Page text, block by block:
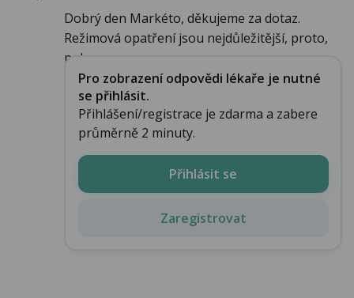
Dobrý den Markéto, děkujeme za dotaz.
Režimová opatření jsou nejdůležitější, proto,
poku...
Pro zobrazení odpovědi lékaře je nutné
se přihlásit.
Přihlášení/registrace je zdarma a zabere
průměrně 2 minuty.
Přihlásit se
Zaregistrovat